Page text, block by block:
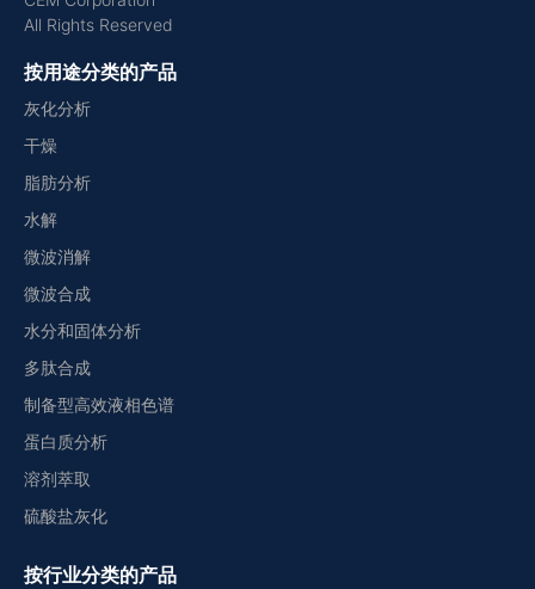
All Rights Reserved
按用途分类的产品
灰化分析
干燥
脂肪分析
水解
微波消解
微波合成
水分和固体分析
多肽合成
制备型高效液相色谱
蛋白质分析
溶剂萃取
硫酸盐灰化
按行业分类的产品